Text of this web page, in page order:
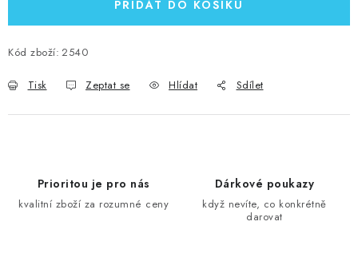
PŘIDAT DO KOŠÍKU
Kód zboží: 2540
Tisk Zeptat se Hlídat Sdílet
Prioritou je pro nás
kvalitní zboží za rozumné ceny
Dárkové poukazy
když nevíte, co konkrétně
darovat